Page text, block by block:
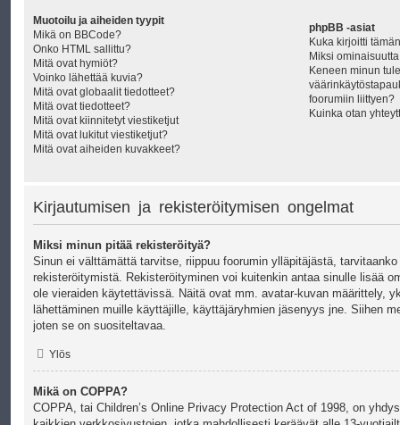
Muotoilu ja aiheiden tyypit
Mikä on BBCode?
Onko HTML sallittu?
Mitä ovat hymiöt?
Voinko lähettää kuvia?
Mitä ovat globaalit tiedotteet?
Mitä ovat tiedotteet?
Mitä ovat kiinnitetyt viestiketjut
Mitä ovat lukitut viestiketjut?
Mitä ovat aiheiden kuvakkeet?
phpBB -asiat
Kuka kirjoitti
Miksi
Keneen minun
foorumiin liittyen?
Kuinka otan
Kirjautumisen ja rekisteröitymisen ongelmat
Miksi minun pitää rekisteröityä?
Sinun ei välttämättä tarvitse, riippuu foorumin ylläpitäjästä,
rekisteröitymistä. Rekisteröityminen voi kuitenkin antaa sinulle lisää
ole vieraiden käytettävissä. Näitä ovat mm. avatar-kuvan määrittely,
lähettäminen muille käyttäjille, käyttäjäryhmien jäsenyys jne. Siihen
joten se on suositeltavaa.
Ylös
Mikä on COPPA?
COPPA, tai Children’s Online Privacy Protection Act of 1998, on